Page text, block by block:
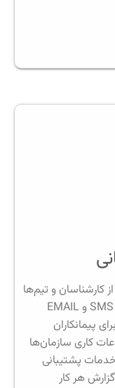
کارشناسان و تیم‌ها
کاری سازمان‌ها
پشتیبانی
هر کار